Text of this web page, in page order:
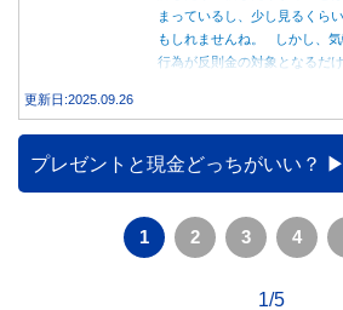
まっているし、少し見るくら
もしれませんね。 しかし、
行為が反則金の対象となるだ
更新日:2025.09.26
プレゼントと現金どっちがいい？
1 2 3 4
1/5